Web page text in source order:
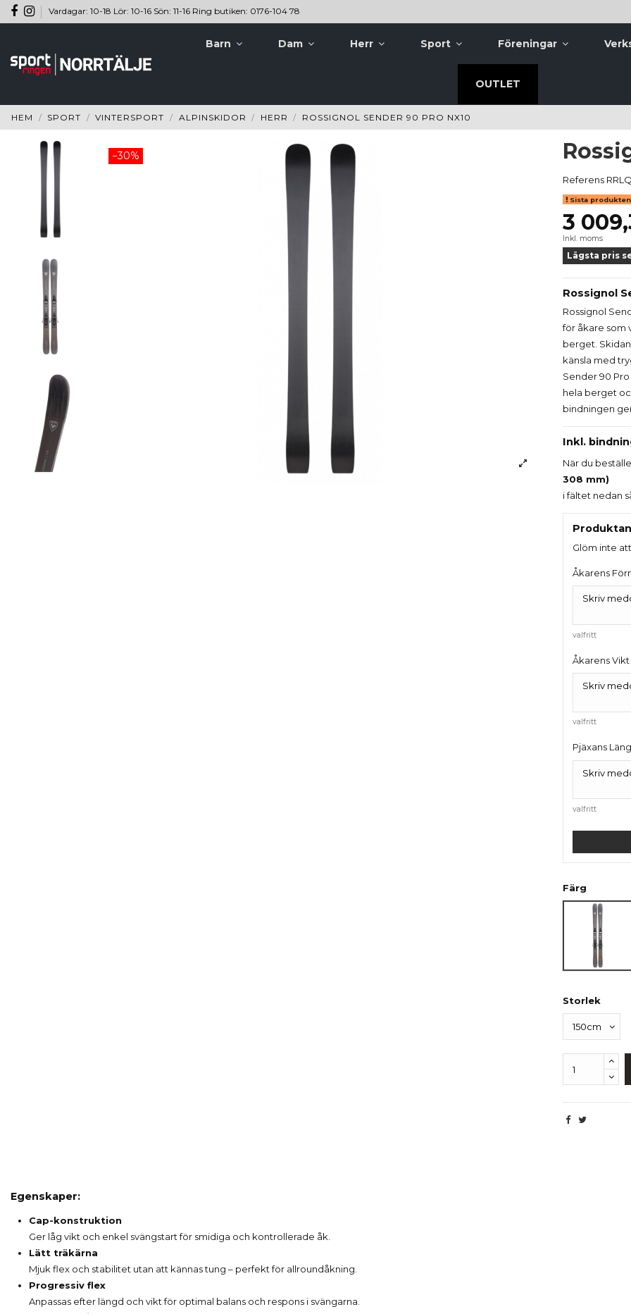
Vardagar: 10-18 Lör: 10-16 Sön: 11-16 Ring butiken: 0176-104 78
Barn Dam Herr Sport Föreningar
OUTLET
HEM SPORT VINTERSPORT ALPINSKIDOR HERR ROSSIGNOL SENDER 90 PRO NX10
−30%
Referens
Sista
3
Inkl. moms
Lägsta pris
Rossignol
Rossignol
för åkare som
berget.
känsla med
Sender 90
hela berget
bindningen
Inkl.
När du
308 mm)
i fältet nedan
Glöm inte
Åkarens
valfritt
Åkarens Vikt
valfritt
Pjäxans
valfritt
Färg
Grå
Storlek
Egenskaper:
Cap-konstruktion
Ger låg vikt och enkel svängstart för smidiga och kontrollerade åk.
Lätt träkärna
Mjuk flex och stabilitet utan att kännas tung – perfekt för allroundåkning.
Progressiv flex
Anpassas efter längd och vikt för optimal balans och respons i svängarna.